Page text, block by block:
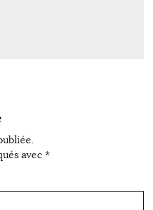
avec *